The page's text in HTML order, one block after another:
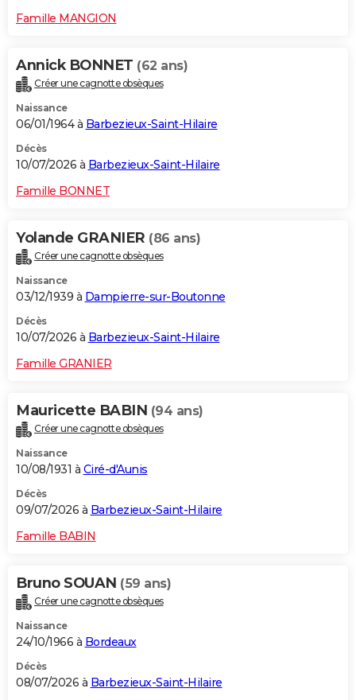
Famille MANGION
Annick BONNET (62 ans)
Créer une cagnotte obsèques
Naissance
06/01/1964 à Barbezieux-Saint-Hilaire
Décès
10/07/2026 à Barbezieux-Saint-Hilaire
Famille BONNET
Yolande GRANIER (86 ans)
Créer une cagnotte obsèques
Naissance
03/12/1939 à Dampierre-sur-Boutonne
Décès
10/07/2026 à Barbezieux-Saint-Hilaire
Famille GRANIER
Mauricette BABIN (94 ans)
Créer une cagnotte obsèques
Naissance
10/08/1931 à Ciré-d'Aunis
Décès
09/07/2026 à Barbezieux-Saint-Hilaire
Famille BABIN
Bruno SOUAN (59 ans)
Créer une cagnotte obsèques
Naissance
24/10/1966 à Bordeaux
Décès
08/07/2026 à Barbezieux-Saint-Hilaire